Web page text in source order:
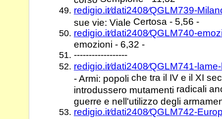
redigio.it⁄dati2408⁄QGLM739-
sue vie: Viale Certosa - 5,56 -
redigio.it⁄dati2408⁄QGLM740-
emozioni - 6,32 -
------------------
redigio.it⁄dati2408⁄QGLM741-
- Armi: popoli che tra il IV e il XI
introdussero mutamenti radicali
guerre e nell'utilizzo degli
redigio.it⁄dati2408⁄QGLM742-